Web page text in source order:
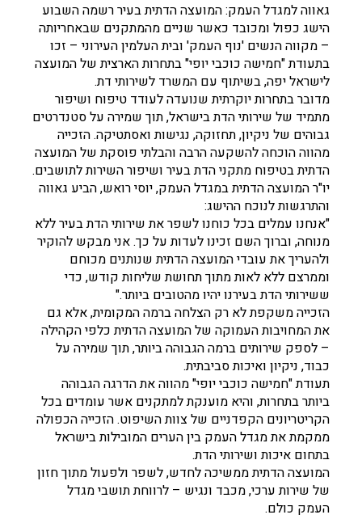
גאווה למגדל העמק: המועצה הדתית בעיר רשמה השבוע
הישג כפול ומכובד כאשר שניים מהמתקנים שבאחריותה
– מקווה הנשים 'נוף העמק' ובית העלמין העירוני – זכו
בתעודת "חמישה כוכבי יופי" בתחרות הארצית של המועצה
לישראל יפה, בשיתוף עם המשרד לשירותי דת.
מדובר בתחרות יוקרתית שנועדה לעודד טיפוח ושיפור
מתמיד של שירותי הדת בישראל, תוך שמירה על סטנדרטים
גבוהים של ניקיון, תחזוקה, נגישות ואסתטיקה. הזכייה
מהווה הוכחה להשקעה הרבה והבלתי פוסקת של המועצה
הדתית בטיפוח מתקני הדת בעיר ושיפור השירות לתושבים.
יו"ר המועצה הדתית במגדל העמק, יוסי רואש, הביע גאווה
והתרגשות לנוכח ההישג:
"אנחנו עמלים בכל כוחנו לשפר את שירותי הדת בעיר ללא
מנוחה, וברוך השם זכינו לעדות על כך. אני מבקש להוקיר
ולהעריך את עובדי המועצה הדתית שנותנים מכוחם
וממרצם ללא לאות מתוך תחושת שליחות קודש, כדי
ששירותי הדת בעירנו יהיו מהטובים ביותר."
הזכייה משקפת לא רק הצלחה ברמה המקומית, אלא גם
את המחויבות העמוקה של המועצה הדתית כלפי הקהילה
– לספק שירותים ברמה הגבוהה ביותר, תוך שמירה על
כבוד, ניקיון ואיכות סביבתית.
תעודת "חמישה כוכבי יופי" מהווה את הדרגה הגבוהה
ביותר בתחרות, והיא מוענקת למתקנים אשר עומדים בכל
הקריטריונים הקפדניים של צוות השיפוט. הזכייה הכפולה
ממקמת את מגדל העמק בין הערים המובילות בישראל
בתחום איכות ושירותי הדת.
המועצה הדתית ממשיכה לחדש, לשפר ולפעול מתוך חזון
של שירות ערכי, מכבד ונגיש – לרווחת תושבי מגדל
העמק כולם.